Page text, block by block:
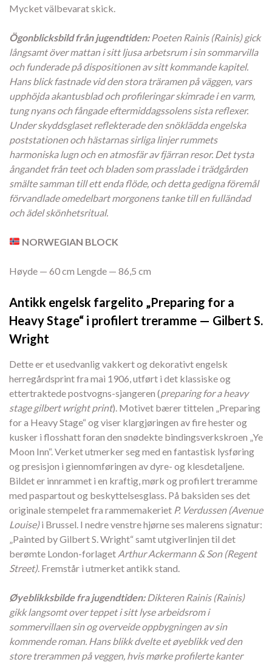
Mycket välbevarat skick.
Ögonblicksbild från jugendtiden: Poeten Rainis (Rainis) gick
långsamt över mattan i sitt ljusa arbetsrum i sin sommarvilla
och funderade på dispositionen av sitt kommande kapitel.
Hans blick fastnade vid den stora träramen på väggen, vars
upphöjda akantusblad och profileringar skimrade i en varm,
tung nyans och fångade eftermiddagssolens sista reflexer.
Under skyddsglaset reflekterade den snöklädda engelska
poststationen och hästarnas sirliga linjer rummets
harmoniska lugn och en atmosfär av fjärran resor. Det tysta
ångandet från teet och bladen som prasslade i trädgården
smälte samman till ett enda flöde, och detta gedigna föremål
förvandlade omedelbart morgonens tanke till en fulländad
och ädel skönhetsritual.
NORWEGIAN BLOCK
Høyde — 60 cm Lengde — 86,5 cm
Antikk engelsk fargelito „Preparing for a
Heavy Stage“ i profilert treramme — Gilbert S.
Wright
Dette er et usedvanlig vakkert og dekorativt engelsk
herregårdsprint fra mai 1906, utført i det klassiske og
ettertraktede postvogns-sjangeren (preparing for a heavy
stage gilbert wright print). Motivet bærer tittelen „Preparing
for a Heavy Stage“ og viser klargjøringen av fire hester og
kusker i flosshatt foran den snødekte bindingsverkskroen „Ye
Moon Inn“. Verket utmerker seg med en fantastisk lysføring
og presisjon i giennomføringen av dyre- og klesdetaljene.
Bildet er innrammet i en kraftig, mørk og profilert treramme
med paspartout og beskyttelsesglass. På baksiden ses det
originale stempelet fra rammemakeriet P. Verdussen (Avenue
Louise)i Brussel. I nedre venstre hjørne ses malerens signatur:
„Painted by Gilbert S. Wright“ samt utgiverlinjen til det
berømte London-forlaget Arthur Ackermann & Son (Regent
Street). Fremstår i utmerket antikk stand.
Øyeblikksbilde fra jugendtiden: Dikteren Rainis (Rainis)
gikk langsomt over teppet i sitt lyse arbeidsrom i
sommervillaen sin og overveide oppbygningen av sin
kommende roman. Hans blikk dvelte et øyeblikk ved den
store trerammen på veggen, hvis mørke profilerte kanter